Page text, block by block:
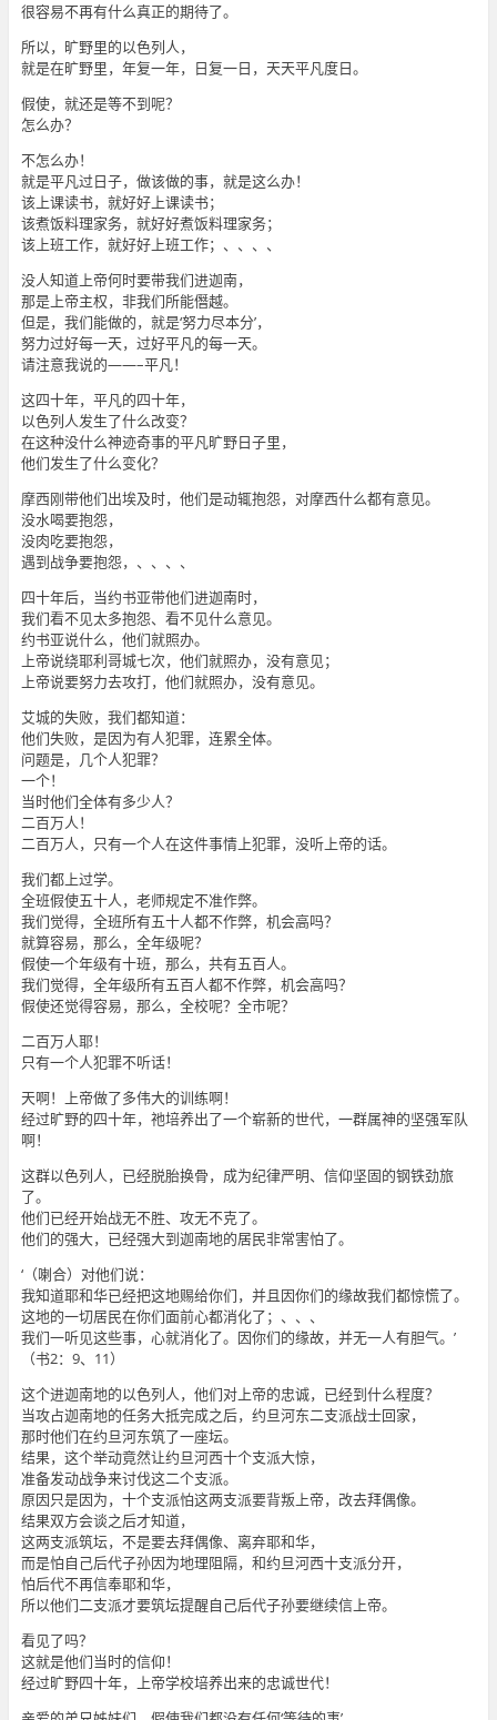
很容易不再有什么真正的期待了。
所以，旷野里的以色列人，
就是在旷野里，年复一年，日复一日，天天平凡度日。
假使，就还是等不到呢？
怎么办？
不怎么办！
就是平凡过日子，做该做的事，就是这么办！
该上课读书，就好好上课读书；
该煮饭料理家务，就好好煮饭料理家务；
该上班工作，就好好上班工作；、、、、
没人知道上帝何时要带我们进迦南，
那是上帝主权，非我们所能僭越。
但是，我们能做的，就是‘努力尽本分’，
努力过好每一天，过好平凡的每一天。
请注意我说的——–平凡！
这四十年，平凡的四十年，
以色列人发生了什么改变？
在这种没什么神迹奇事的平凡旷野日子里，
他们发生了什么变化？
摩西刚带他们出埃及时，他们是动辄抱怨，对摩西什么都有意见。
没水喝要抱怨，
没肉吃要抱怨，
遇到战争要抱怨，、、、、
四十年后，当约书亚带他们进迦南时，
我们看不见太多抱怨、看不见什么意见。
约书亚说什么，他们就照办。
上帝说绕耶利哥城七次，他们就照办，没有意见；
上帝说要努力去攻打，他们就照办，没有意见。
艾城的失败，我们都知道：
他们失败，是因为有人犯罪，连累全体。
问题是，几个人犯罪？
一个！
当时他们全体有多少人？
二百万人！
二百万人，只有一个人在这件事情上犯罪，没听上帝的话。
我们都上过学。
全班假使五十人，老师规定不准作弊。
我们觉得，全班所有五十人都不作弊，机会高吗？
就算容易，那么，全年级呢？
假使一个年级有十班，那么，共有五百人。
我们觉得，全年级所有五百人都不作弊，机会高吗？
假使还觉得容易，那么，全校呢？全市呢？
二百万人耶！
只有一个人犯罪不听话！
天啊！上帝做了多伟大的训练啊！
经过旷野的四十年，祂培养出了一个崭新的世代，一群属神的坚强军队
啊！
这群以色列人，已经脱胎换骨，成为纪律严明、信仰坚固的钢铁劲旅
了。
他们已经开始战无不胜、攻无不克了。
他们的强大，已经强大到迦南地的居民非常害怕了。
‘（喇合）对他们说：
我知道耶和华已经把这地赐给你们，并且因你们的缘故我们都惊慌了。
这地的一切居民在你们面前心都消化了；、、、
我们一听见这些事，心就消化了。因你们的缘故，并无一人有胆气。’
（书2：9、11）
这个进迦南地的以色列人，他们对上帝的忠诚，已经到什么程度？
当攻占迦南地的任务大抵完成之后，约旦河东二支派战士回家，
那时他们在约旦河东筑了一座坛。
结果，这个举动竟然让约旦河西十个支派大惊，
准备发动战争来讨伐这二个支派。
原因只是因为，十个支派怕这两支派要背叛上帝，改去拜偶像。
结果双方会谈之后才知道，
这两支派筑坛，不是要去拜偶像、离弃耶和华，
而是怕自己后代子孙因为地理阻隔，和约旦河西十支派分开，
怕后代不再信奉耶和华，
所以他们二支派才要筑坛提醒自己后代子孙要继续信上帝。
看见了吗？
这就是他们当时的信仰！
经过旷野四十年，上帝学校培养出来的忠诚世代！